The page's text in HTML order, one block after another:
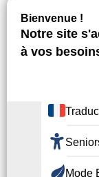
Pour offrir les
technologies
aux informations
technologies
comportement de
de ne pas
un effet négatif
1 rue
de